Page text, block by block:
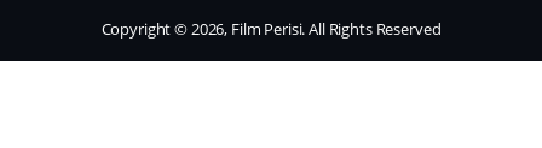
Copyright © 2026, Film Perisi. All Rights Reserved